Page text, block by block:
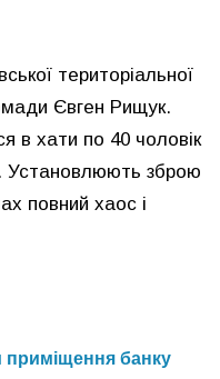
територіальної
Євген Рищук.
в хати по 40 чоловік
Установлюють зброю
повний хаос і
приміщення банку